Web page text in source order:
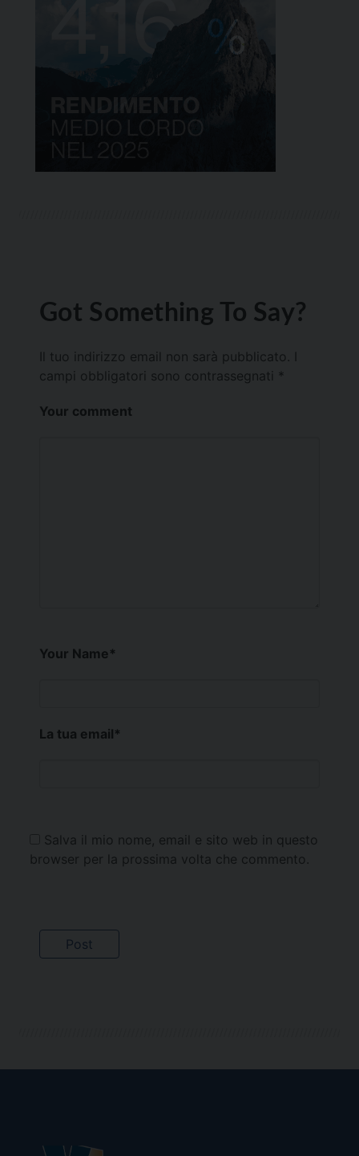
Got Something To Say?
Il tuo indirizzo email non sarà pubblicato.
campi obbligatori sono contrassegnati *
Your comment
Your Name*
La tua email*
Salva il mio nome, email e sito web in questo
browser per la prossima volta che commento.